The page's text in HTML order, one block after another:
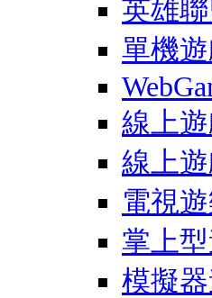
英雄
單機
線上遊
線上
電視
掌上
模擬